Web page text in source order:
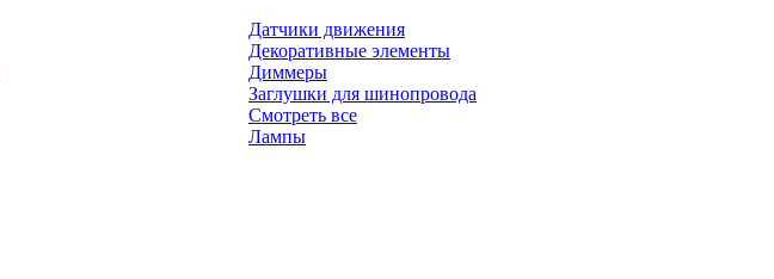
Датчики движения
Декоративные элементы
Диммеры
Заглушки для шинопровода
Смотреть все
Лампы